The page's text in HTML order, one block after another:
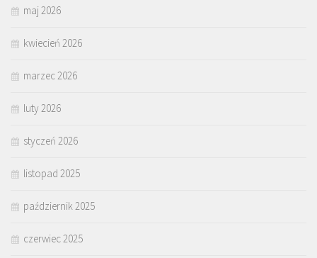
maj 2026
kwiecień 2026
marzec 2026
luty 2026
styczeń 2026
listopad 2025
październik 2025
czerwiec 2025